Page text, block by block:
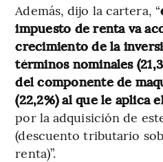
Además, dijo la cartera, “
impuesto de renta va
crecimiento de la
términos nominales
del componente de
(22,2%) al que le aplica
por la adquisición de
(descuento tributario
renta)”.